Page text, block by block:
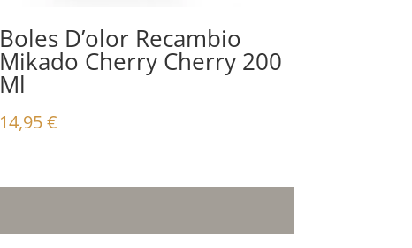
Boles D’olor Recambio
Mikado Cherry Cherry 200
Ml
14,95€